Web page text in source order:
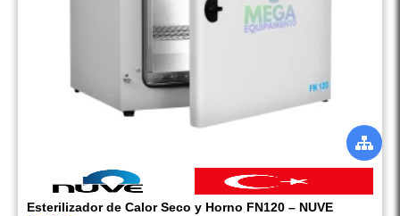
Esterilizador de Calor Seco y Horno FN120 – NUVE